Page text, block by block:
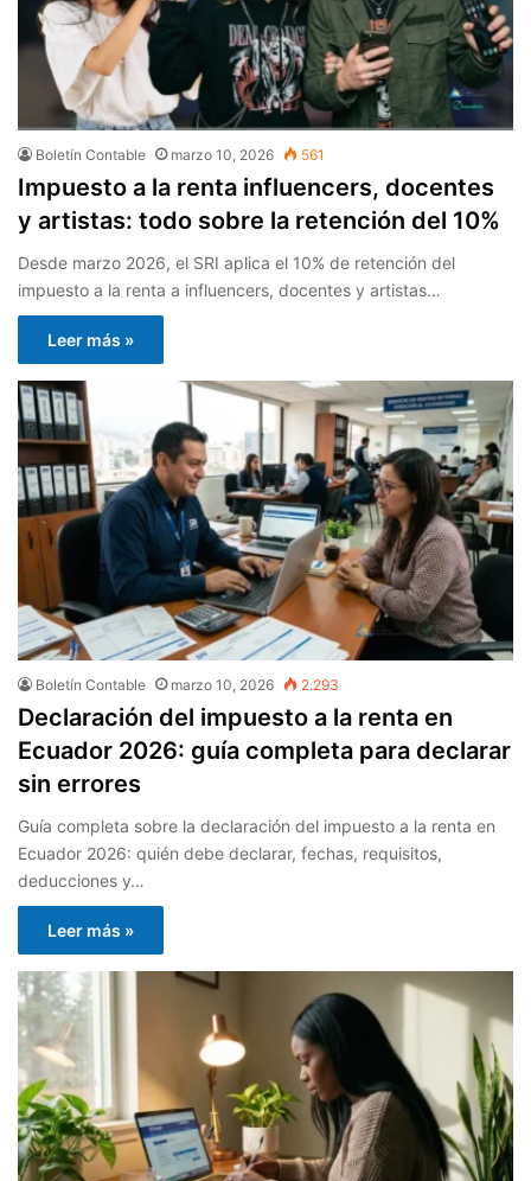
Boletín Contable marzo 10, 2026 561
Impuesto a la renta influencers, docentes
y artistas: todo sobre la retención del 10%
Desde marzo 2026, el SRI aplica el 10% de retención del
impuesto a la renta a influencers, docentes y artistas…
Leer más »
Boletín Contable marzo 10, 2026 2.293
Declaración del impuesto a la renta en
Ecuador 2026: guía completa para declarar
sin errores
Guía completa sobre la declaración del impuesto a la renta en
Ecuador 2026: quién debe declarar, fechas, requisitos,
deducciones y…
Leer más »